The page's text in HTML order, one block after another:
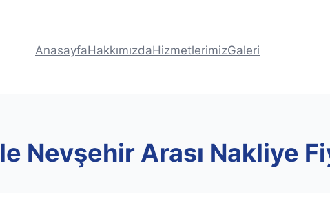
AnasayfaHakkımızdaHizmetlerimizGaleri
Nevşehir Arası Nakliye